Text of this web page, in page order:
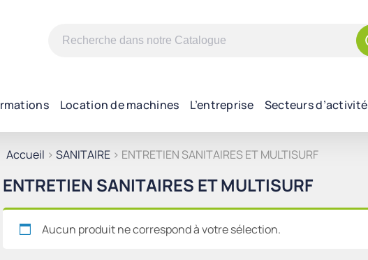
Recherche
Location de machines L’entreprise Secteurs d’activité
Accueil >SANITAIRE > ENTRETIEN SANITAIRES ET MULTISURF
ENTRETIEN SANITAIRES ET MULTISURF
Aucun produit ne correspond à votre sélection.